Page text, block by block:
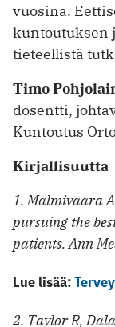
vuosina.
kuntoutuksen
tieteellistä
Timo
dosentti,
Kuntoutus
Kirjallisuutta
1. Malmivaara
pursuing the
patients. Ann
Lue lisää:
2. Taylor R,